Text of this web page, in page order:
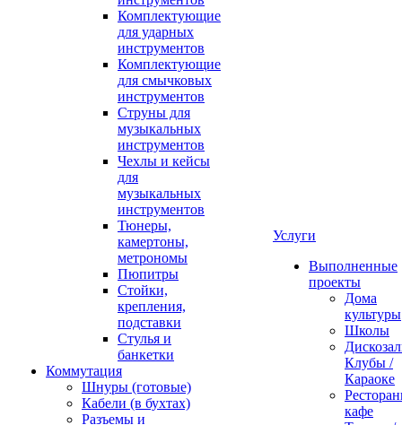
Комплектующие
для ударных
инструментов
Комплектующие
для смычковых
инструментов
Струны для
музыкальных
инструментов
Чехлы и кейсы
для
музыкальных
инструментов
Тюнеры,
камертоны,
метрономы
Пюпитры
Стойки,
крепления,
подставки
Стулья и
банкетки
Коммутация
Шнуры (готовые)
Кабели (в бухтах)
Разъемы и
Услуги
Выполненные
проекты
Дома
культуры
Школы
Клубы /
Караоке
кафе